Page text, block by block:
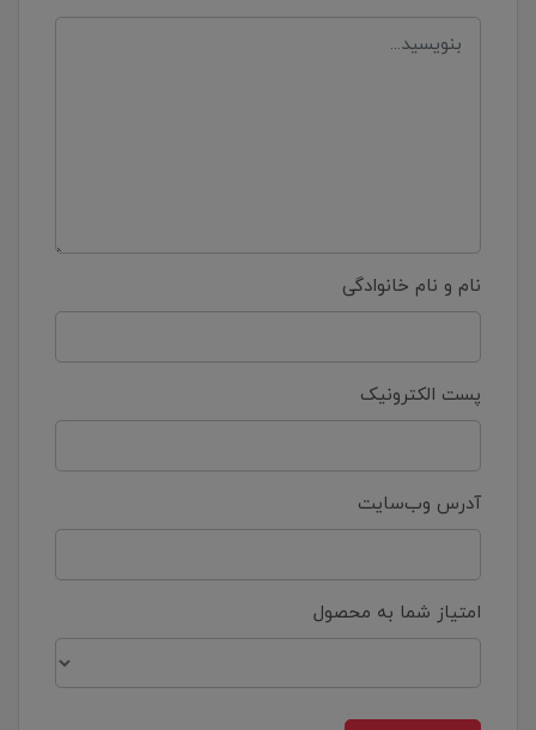
نام و نام خانوادگی
پست الکترونیک
آدرس وب‌سایت
امتیاز شما به محصول